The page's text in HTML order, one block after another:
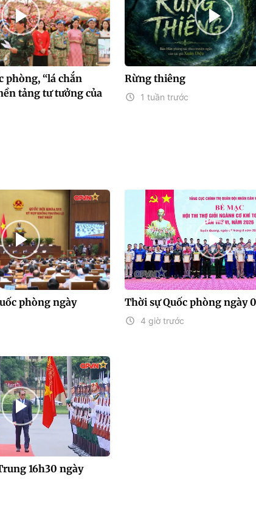
phòng, “lá chắn
tảng tư tưởng của
Rừng thiêng
1 tuần trước
phòng ngày
Thời sự Quốc phòng ngày
4 giờ trước
16h30 ngày